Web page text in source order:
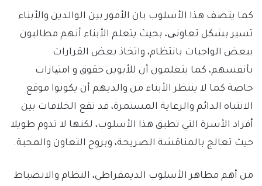
كما يتصف هذا الأسلوب بان الأمور بين الوالدين والأبناء
تسير بشكل تعاونی، بحيث يتعلم الأبناء أنهم مطالبون
ببعض الواجبات بانتظام، واتخاذ بعض القرارات
بأنفسهم، كما يتعلمون أن للأبوين حقوق و امتیازات
خاصة كما لا ينتظر الأبناء من والديهم أن يكونوا موقع
الانتباه الدائم والرعاية المستمرة، قد تقع الخلافات بين
أفراد الأسرة التي تطبق هذا الأسلوب، لكنها لا تدوم طويلا
حيث تعالج بالمناقشة الصريحة، وبروح التعاون والمحبة.
من أهم مظاهر الأسلوب الديمقراطي، النظام والانضباط